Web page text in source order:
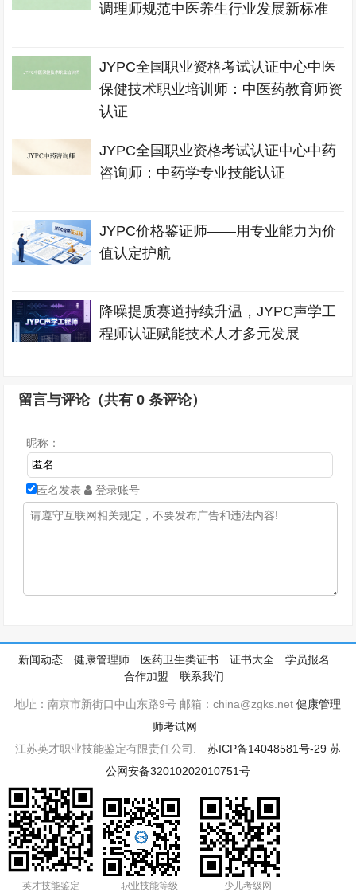
调理师规范中医养生行业发展新标准
JYPC全国职业资格考试认证中心中医
保健技术职业培训师：中医药教育师资
认证
JYPC全国职业资格考试认证中心中药
咨询师：中药学专业技能认证
JYPC价格鉴证师——用专业能力为价
值认定护航
降噪提质赛道持续升温，JYPC声学工
程师认证赋能技术人才多元发展
留言与评论（共有0 条评论）
昵称：
匿名发表 登录账号
新闻动态 健康管理师 医药卫生类证书 证书大全
学员报名
合作加盟
联系我们
地址：南京市新街口中山东路9号 邮箱：china@zgks.net健康管理
师考试网
江苏英才职业技能鉴定有限责任公司. 苏ICP备14048581号-29 苏
公网安备32010202010751号
英才技能鉴定 职业技能等级 少儿考级网